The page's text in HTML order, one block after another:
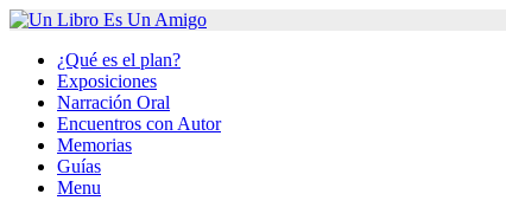
¿Qué es el plan?
Exposiciones
Narración Oral
Encuentros con Autor
Memorias
Guías
Menu